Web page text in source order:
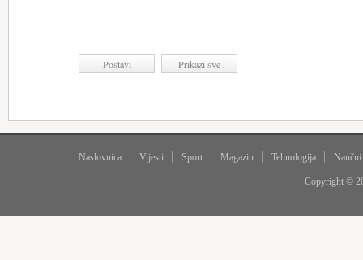
Naslovnica Vijesti Sport Magazin Tehnologija
Copyright ©